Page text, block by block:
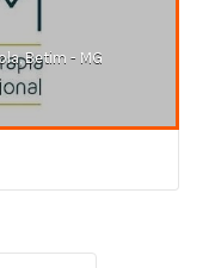
Betim - MG